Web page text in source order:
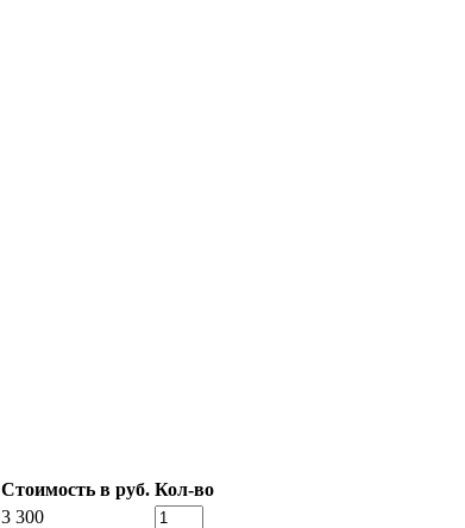
Стоимость в руб. Кол-во
3 300